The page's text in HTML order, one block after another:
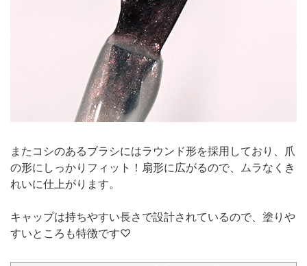
またコシのあるブラシにはラウンド形を採用しており、爪
の形にしっかりフィット！扇形に広がるので、ムラなくき
れいに仕上がります。
キャップは持ちやすい長さで設計されているので、塗りや
すいところも特徴です♡